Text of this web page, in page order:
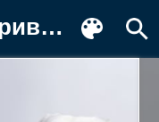
телефон